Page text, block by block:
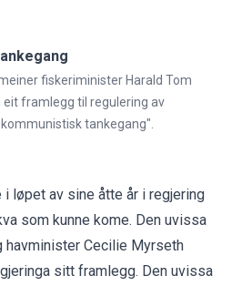
fiskeriminister Harald Tom
eit framlegg til regulering av
tankegang".
løpet av sine åtte år i regjering
som kunne kome. Den uvissa
Cecilie Myrseth
sitt framlegg. Den uvissa